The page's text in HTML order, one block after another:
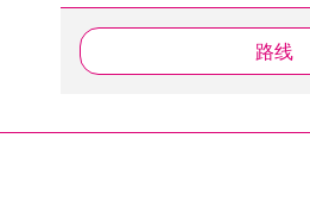
路线